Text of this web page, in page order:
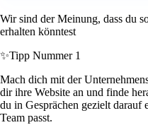
Wir sind der Meinung, dass du
erhalten könntest
✨Tipp Nummer 1
Mach dich mit der
dir ihre Website an und finde
du in Gesprächen gezielt darauf
Team passt.